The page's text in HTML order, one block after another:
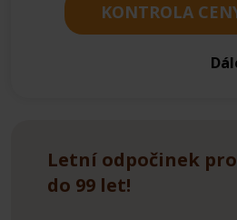
KONTROLA
Letní odpočinek
do 99 let!